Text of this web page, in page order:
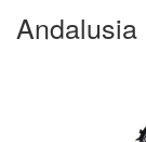
Andalusia